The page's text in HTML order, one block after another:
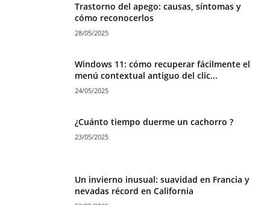
Trastorno del apego: causas, síntomas y
cómo reconocerlos
28/05/2025
Windows 11: cómo recuperar fácilmente el
menú contextual antiguo del clic...
24/05/2025
¿Cuánto tiempo duerme un cachorro ?
23/05/2025
Un invierno inusual: suavidad en Francia y
nevadas récord en California